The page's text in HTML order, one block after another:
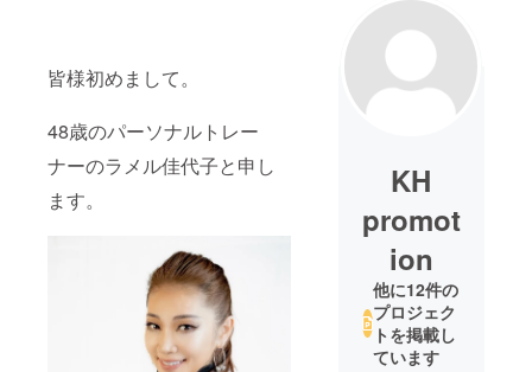
皆様初めまして。
48歳のパーソナルトレー
ナーのラメル佳代子と申し
ます。
KH
promot
ion
他に12件の
プロジェク
トを掲載し
ています